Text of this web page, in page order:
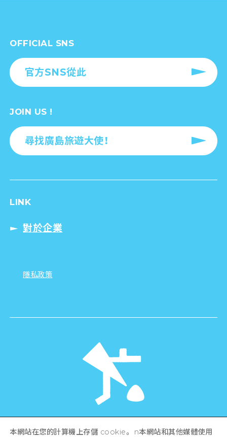
OFFICIAL SNS
官方SNS從此
JOIN US !
尋找廣島旅遊大使！
LINK
對於企業
隱私政策
Hiroshima Prefecture / Hiroshima City .
本網站在您的計算機上存儲 cookie。 n本網站和其他媒體使用